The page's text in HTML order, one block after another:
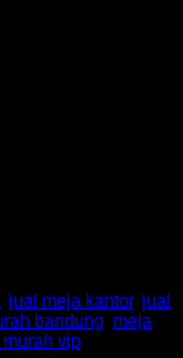
501
jual meja kantor, jual
bandung meja
vip